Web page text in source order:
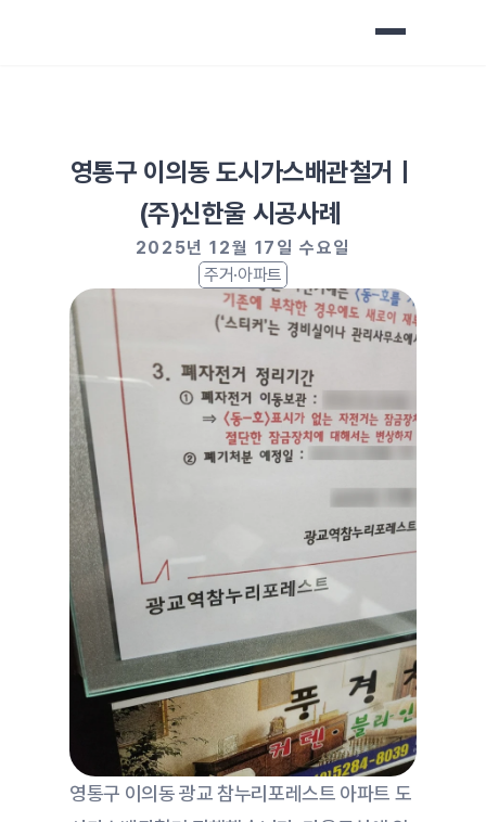
영통구 이의동 도시가스배관철거ㅣ
(주)신한울 시공사례
2025년 12월 17일 수요일
주거·아파트
영통구 이의동 광교 참누리포레스트 아파트 도